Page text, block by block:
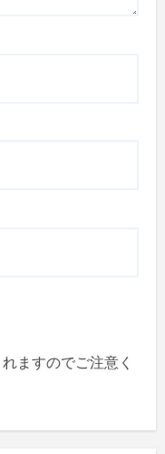
ますのでご注意く